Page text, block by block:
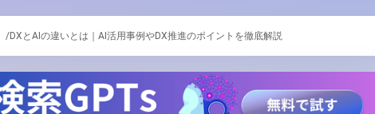
/DXとAIの違いとは｜AI活用事例やDX推進のポイントを徹底解説